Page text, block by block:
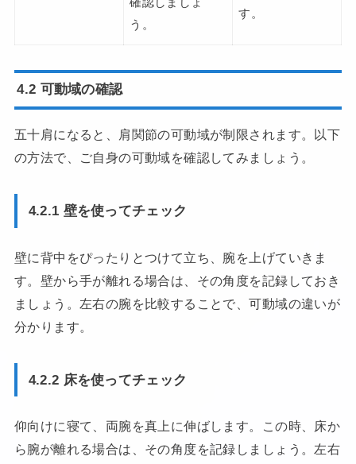
う。
す。
4.2 可動域の確認
五十肩になると、肩関節の可動域が制限されます。以下
の方法で、ご自身の可動域を確認してみましょう。
4.2.1 壁を使ってチェック
壁に背中をぴったりとつけて立ち、腕を上げていきま
す。壁から手が離れる場合は、その角度を記録しておき
ましょう。左右の腕を比較することで、可動域の違いが
分かります。
4.2.2 床を使ってチェック
仰向けに寝て、両腕を真上に伸ばします。この時、床か
ら腕が離れる場合は、その角度を記録しましょう。左右